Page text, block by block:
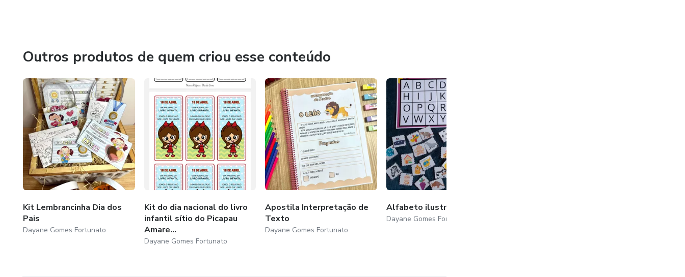
Outros produtos de quem criou esse conteúdo
Kit Lembrancinha Dia dos
Pais
Dayane Gomes Fortunato
Kit do dia nacional do livro
infantil sítio do Picapau
Amare...
Dayane Gomes Fortunato
Apostila Interpretação de
Texto
Dayane Gomes Fortunato
Alfabeto ilustrado
Dayane Gomes Fortunato